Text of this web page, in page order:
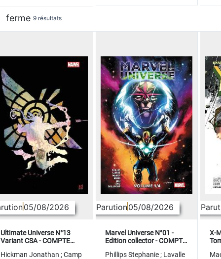
ferme 9 résultats
05/08/2026
Ultimate Universe N°13
Variant CSA - COMPTE
Hickman Jonathan ;Camp
Parution05/08/2026
Marvel Universe N°01 -
Edition collector - COMPTE
Phillips Stephanie; Lavalle
X-